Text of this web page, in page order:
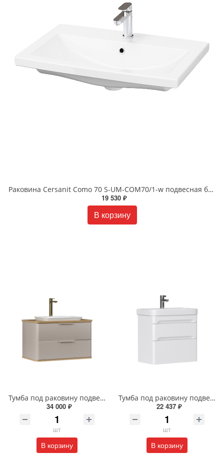
Раковина Cersanit Como 70 S-UM-COM70/1-w подвесная белая
19 530 ₽
В корзину
Тумба под раковину подвесная EQUIL Десерт 80.2Я/Desert 80.2Y с ручками в цвет амарок tpDSRT80.2Y-25R амарок/дуб
34 000 ₽
шт
В корзину
Тумба под раковину подвесная EQUIL Найс 70 см tpNICE70.2Y-05 белая
22 437 ₽
шт
В корзину